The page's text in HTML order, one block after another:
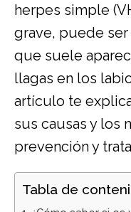
herpes simple
grave, puede
que suele
llagas en los
artículo te
sus causas y los
prevención y
Tabla de